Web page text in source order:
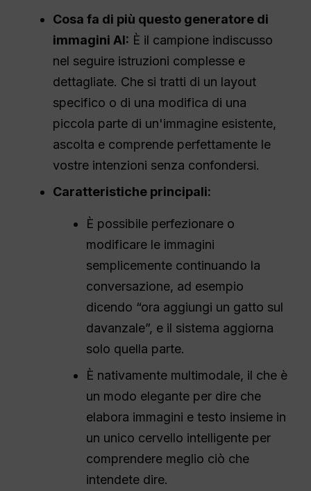
Cosa fa di più questo generatore di
immagini AI: È il campione indiscusso
nel seguire istruzioni complesse e
dettagliate. Che si tratti di un layout
specifico o di una modifica di una
piccola parte di un'immagine esistente,
ascolta e comprende perfettamente le
vostre intenzioni senza confondersi.
Caratteristiche principali:
È possibile perfezionare o
modificare le immagini
semplicemente continuando la
conversazione, ad esempio
dicendo “ora aggiungi un gatto sul
davanzale”, e il sistema aggiorna
solo quella parte.
È nativamente multimodale, il che è
un modo elegante per dire che
elabora immagini e testo insieme in
un unico cervello intelligente per
comprendere meglio ciò che
intendete dire.